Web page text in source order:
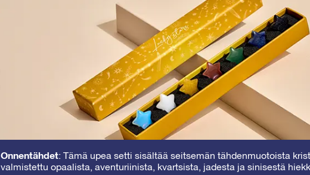
Onnentähdet: Tämä upea setti sisältää seitsemän tähdenmuotoista
valmistettu opaalista, aventuriinista, kvartsista, jadesta ja sinisestä